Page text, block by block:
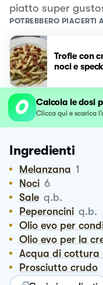
piatto super
POTREBBERO PIACERTI
Trofie con
noci e
Calcola le dosi
Clicca qui e scarica
Ingredienti
Melanzana 1
Noci 6
Sale q.b.
Peperoncini q.b.
Olio evo per
Olio evo per la
Acqua di
Prosciutto crudo